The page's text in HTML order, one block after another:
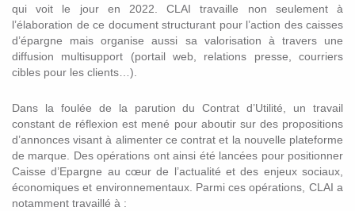
qui voit le jour en 2022. CLAI travaille non seulement à
l’élaboration de ce document structurant pour l’action des caisses
d’épargne mais organise aussi sa valorisation à travers une
diffusion multisupport (portail web, relations presse, courriers
cibles pour les clients…).
Dans la foulée de la parution du Contrat d’Utilité, un travail
constant de réflexion est mené pour aboutir sur des propositions
d’annonces visant à alimenter ce contrat et la nouvelle plateforme
de marque. Des opérations ont ainsi été lancées pour positionner
Caisse d’Epargne au cœur de l’actualité et des enjeux sociaux,
économiques et environnementaux. Parmi ces opérations, CLAI a
notamment travaillé à :